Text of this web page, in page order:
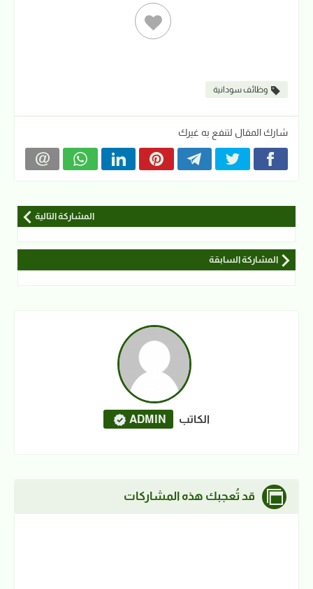
وظائف سودانية
شارك المقال لتنفع به غيرك
المشاركة التالية
المشاركة السابقة
الكاتب ADMIN
قد تُعجبك هذه المشاركات